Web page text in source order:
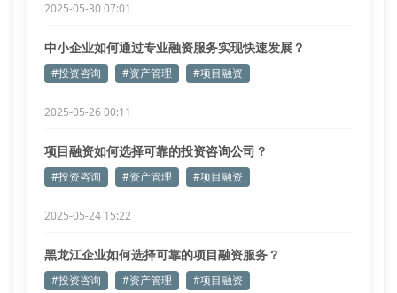
2025-05-30 07:01
中小企业如何通过专业融资服务实现快速发展？
#投资咨询 #资产管理 #项目融资
2025-05-26 00:11
项目融资如何选择可靠的投资咨询公司？
#投资咨询 #资产管理 #项目融资
2025-05-24 15:22
黑龙江企业如何选择可靠的项目融资服务？
#投资咨询 #资产管理 #项目融资